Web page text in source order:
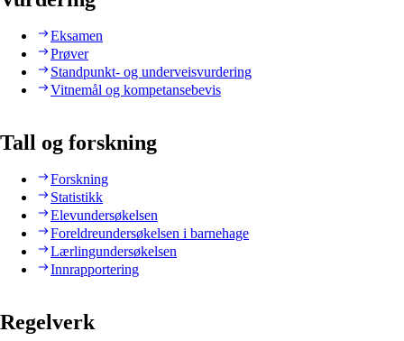
Eksamen
Prøver
Standpunkt- og underveisvurdering
Vitnemål og kompetansebevis
Tall og forskning
Forskning
Statistikk
Elevundersøkelsen
Foreldreundersøkelsen i barnehage
Lærlingundersøkelsen
Innrapportering
Regelverk